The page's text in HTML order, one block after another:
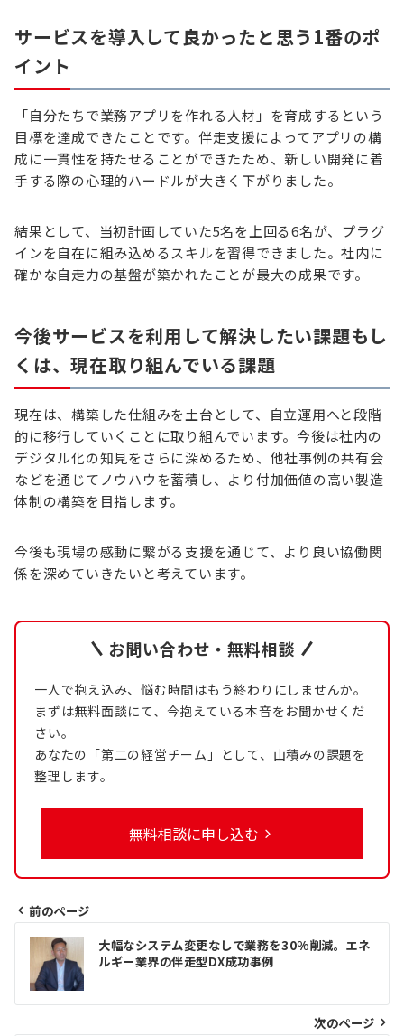
サービスを導入して良かったと思う1番のポ
イント
「自分たちで業務アプリを作れる人材」を育成するという
目標を達成できたことです。伴走支援によってアプリの構
成に一貫性を持たせることができたため、新しい開発に着
手する際の心理的ハードルが大きく下がりました。
結果として、当初計画していた5名を上回る6名が、プラグ
インを自在に組み込めるスキルを習得できました。社内に
確かな自走力の基盤が築かれたことが最大の成果です。
今後サービスを利用して解決したい課題もし
くは、現在取り組んでいる課題
現在は、構築した仕組みを土台として、自立運用へと段階
的に移行していくことに取り組んでいます。今後は社内の
デジタル化の知見をさらに深めるため、他社事例の共有会
などを通じてノウハウを蓄積し、より付加価値の高い製造
体制の構築を目指します。
今後も現場の感動に繋がる支援を通じて、より良い協働関
係を深めていきたいと考えています。
お問い合わせ・無料相談
一人で抱え込み、悩む時間はもう終わりにしませんか。
まずは無料面談にて、今抱えている本音をお聞かせくだ
さい。
あなたの「第二の経営チーム」として、山積みの課題を
整理します。
無料相談に申し込む
投
ナ
前のページ
大幅なシステム変更なしで業務を30%削減。エネ
ルギー業界の伴走型DX成功事例
次のページ